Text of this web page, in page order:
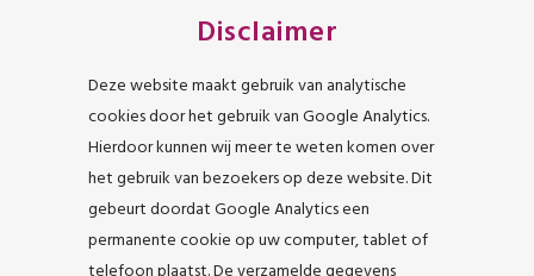
Disclaimer
Deze website maakt gebruik van analytische
cookies door het gebruik van Google Analytics.
Hierdoor kunnen wij meer te weten komen over
het gebruik van bezoekers op deze website. Dit
gebeurt doordat Google Analytics een
permanente cookie op uw computer, tablet of